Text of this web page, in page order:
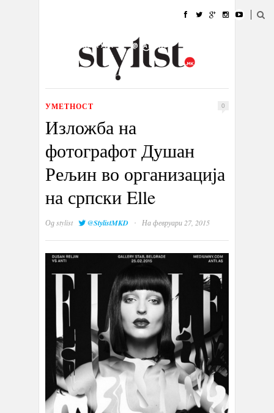
УБАВИНА
КУЛТУРА @РАБОТА
ИЗЛОГ
УМЕТНОСТ 0
Изложба на
фотографот Душан
Рељин во организација
на српски Elle
Одstylist @StylistMKD · На февруари 27, 2015